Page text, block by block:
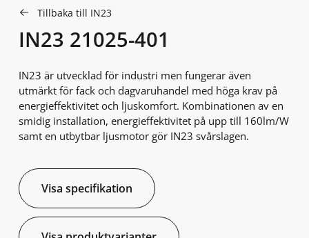
Tillbaka till IN23
IN23 21025-401
IN23 är utvecklad för industri men fungerar även
utmärkt för fack och dagvaruhandel med höga krav på
energieffektivitet och ljuskomfort. Kombinationen av en
smidig installation, energieffektivitet på upp till 160lm/W
samt en utbytbar ljusmotor gör IN23 svårslagen.
Visa specifikation